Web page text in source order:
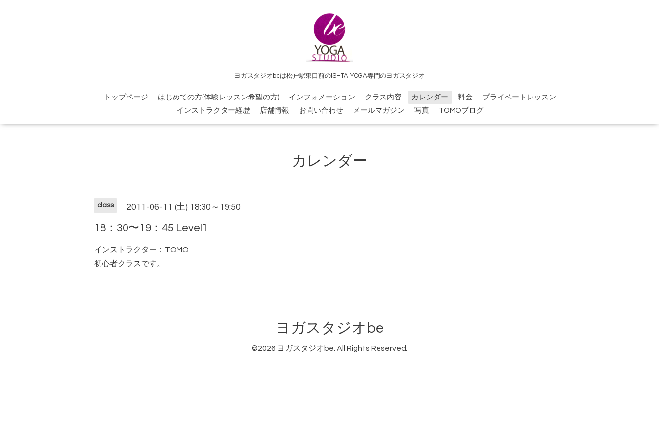
ヨガスタジオbeは松戸駅東口前のISHTA YOGA専門のヨガスタジオ
トップページ はじめての方(体験レッスン希望の方) インフォメーション クラス内容 カレンダー 料金
プライベートレッスン
インストラクター経歴
店舗情報 お問い合わせ メールマガジン 写真 TOMOブログ
カレンダー
class 2011-06-11 (土) 18:30～19:50
18：30〜19：45 Level1
インストラクター：TOMO
初心者クラスです。
ヨガスタジオbe
©2026 ヨガスタジオbe. All Rights Reserved.